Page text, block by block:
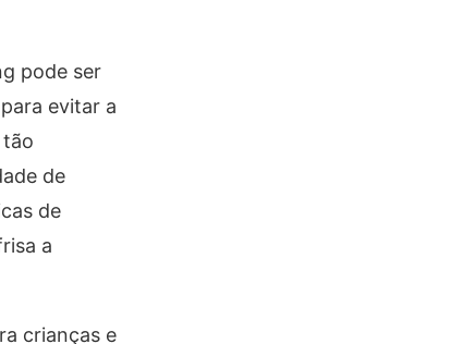
pode ser
evitar a
de
de
a
crianças e